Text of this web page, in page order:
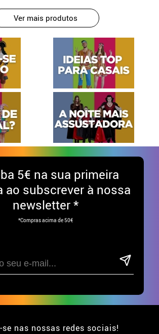
Ver mais produtos
5€ na sua primeira
ao subscrever à nossa
newsletter *
*Compras acima de 50€
nas nossas redes sociais!